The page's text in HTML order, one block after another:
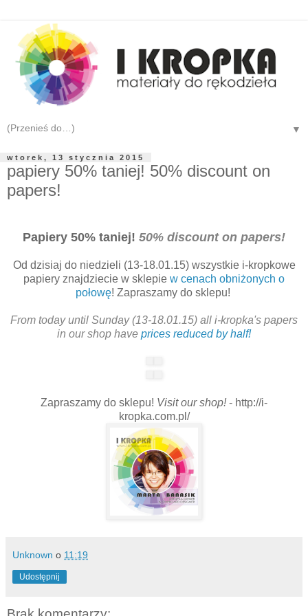
▼
wtorek, 13 stycznia 2015
papiery 50% taniej! 50% discount on
papers!
Papiery 50% taniej! 50% discount on papers!
Od dzisiaj do niedzieli (13-18.01.15) wszystkie i-kropkowe
papiery znajdziecie w sklepie w cenach obniżonych o
połowę! Zapraszamy do sklepu!
From today until Sunday (13-18.01.15) all i-kropka's papers
in our shop have prices reduced by half!
Zapraszamy do sklepu! Visit our shop!- http://i-
kropka.com.pl/
Unknown o 11:19
Udostępnij